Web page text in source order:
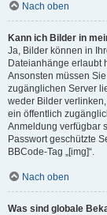
Nach oben
Kann ich Bilder in
Ja, Bilder können in
Dateianhänge erlaubt
Ansonsten müssen
zugänglichen Server
weder Bilder
ein öffentlich
Anmeldung verfügbar
Passwort geschützte
BBCode-Tag „[img]“.
Nach oben
Was sind globale